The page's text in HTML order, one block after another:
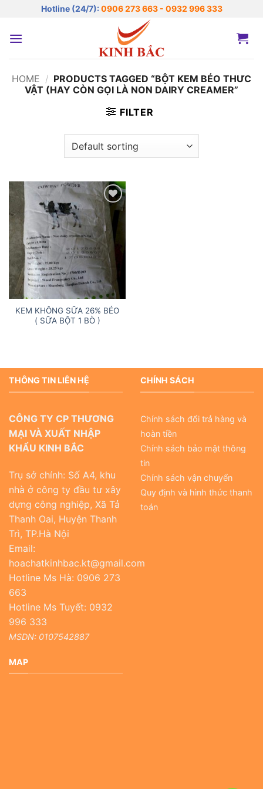
nội
Hotline (24/7): 0906 273 663 - 0932 996 333
HOME / PRODUCTS TAGGED “BỘT KEM BÉO THƯC
VẬT (HAY CÒN GỌI LÀ NON DAIRY CREAMER”
FILTER
Add to
wishlist
KEM KHÔNG SỮA 26% BÉO
( SỮA BỘT 1 BÒ )
THÔNG TIN LIÊN HỆ
CÔNG TY CP THƯƠNG
MẠI VÀ XUẤT NHẬP
KHẨU KINH BẮC
Trụ sở chính: Số A4, khu
nhà ở công ty đầu tư xây
dựng công nghiệp, Xã Tả
Thanh Oai, Huyện Thanh
Trì, TP.Hà Nội
Email:
hoachatkinhbac.kt@gmail.com
Hotline Ms Hà: 0906 273
663
Hotline Ms Tuyết: 0932
996 333
MSDN: 0107542887
CHÍNH SÁCH
Chính sách đổi trả hàng và
hoàn tiền
Chính sách bảo mật thông
tin
Chính sách vận chuyển
Quy định và hình thức thanh
toán
MAP